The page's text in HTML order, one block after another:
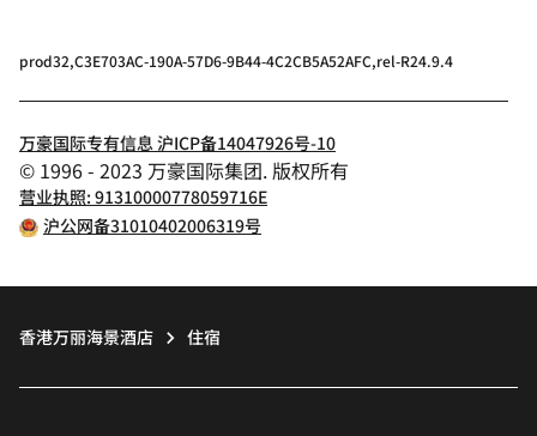
prod32,C3E703AC-190A-57D6-9B44-4C2CB5A52AFC,rel-R24.9.4
万豪国际专有信息 沪ICP备14047926号-10
© 1996 - 2023 万豪国际集团. 版权所有
营业执照: 91310000778059716E
沪公网备31010402006319号
香港万丽海景酒店 住宿